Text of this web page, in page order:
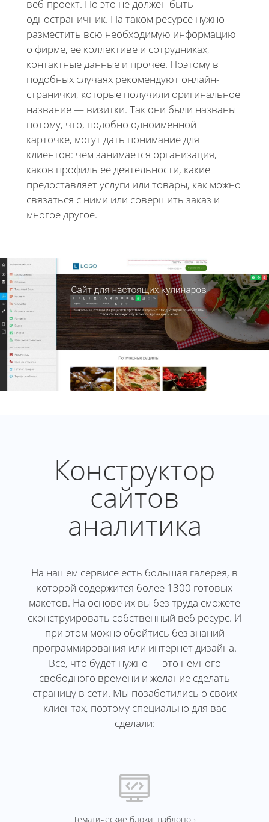
веб-проект. Но это не должен быть
одностраничник. На таком ресурсе нужно
разместить всю необходимую информацию
о фирме, ее коллективе и сотрудниках,
контактные данные и прочее. Поэтому в
подобных случаях рекомендуют онлайн-
странички, которые получили оригинальное
название — визитки. Так они были названы
потому, что, подобно одноименной
карточке, могут дать понимание для
клиентов: чем занимается организация,
каков профиль ее деятельности, какие
предоставляет услуги или товары, как можно
связаться с ними или совершить заказ и
многое другое.
Конструктор
сайтов
аналитика
На нашем сервисе есть большая галерея, в
которой содержится более 1300 готовых
макетов. На основе их вы без труда сможете
сконструировать собственный веб ресурс. И
при этом можно обойтись без знаний
программирования или интернет дизайна.
Все, что будет нужно — это немного
свободного времени и желание сделать
страницу в сети. Мы позаботились о своих
клиентах, поэтому специально для вас
сделали:
Тематические блоки шаблонов